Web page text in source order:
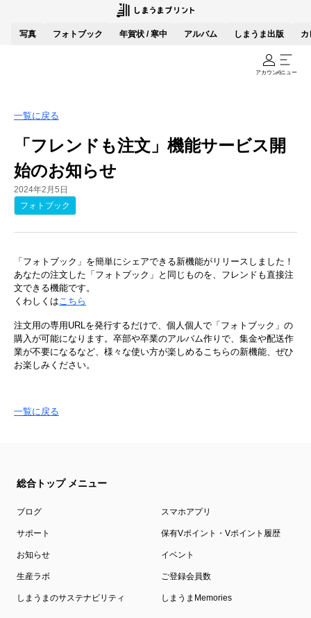
写真 フォトブック 年賀状 / 寒中 アルバム しまうま出版 カ
アカウントメニュー
一覧に戻る
「フレンドも注文」機能サービス開
始のお知らせ
2024年2月5日
フォトブック
「フォトブック」を簡単にシェアできる新機能がリリースしました！
あなたの注文した「フォトブック」と同じものを、フレンドも直接注
文できる機能です。
くわしくはこちら
注文用の専用URLを発行するだけで、個人個人で「フォトブック」の
購入が可能になります。卒部や卒業のアルバム作りで、集金や配送作
業が不要になるなど、様々な使い方が楽しめるこちらの新機能、ぜひ
お楽しみください。
一覧に戻る
総合トップ メニュー
ブログ スマホアプリ
サポート 保有Vポイント・Vポイント履歴
お知らせ イベント
生産ラボ ご登録会員数
しまうまのサステナビリティ しまうまMemories